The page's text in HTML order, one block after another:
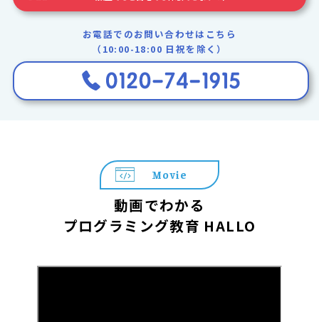
お電話でのお問い合わせはこちら
（10:00-18:00 日祝を除く）
Movie
動画でわかる
プログラミング教育 HALLO